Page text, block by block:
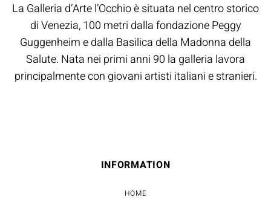
La Galleria d’Arte l’Occhio è situata nel centro storico
di Venezia, 100 metri dalla fondazione Peggy
Guggenheim e dalla Basilica della Madonna della
Salute. Nata nei primi anni 90 la galleria lavora
principalmente con giovani artisti italiani e stranieri.
INFORMATION
HOME